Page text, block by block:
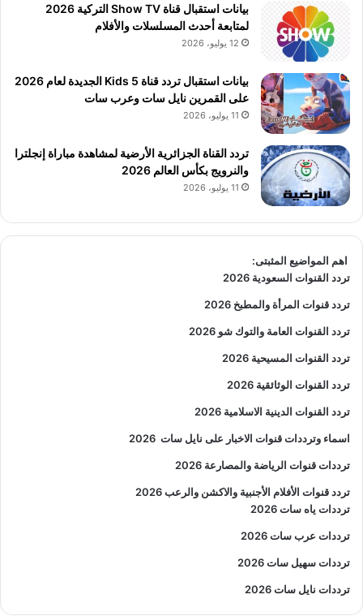
بيانات استقبال قناة Show TV التركية 2026
لمتابعة أحدث المسلسلات والأفلام
12 يوليو، 2026
بيانات استقبال تردد قناة 5 Kids الجديدة لعام 2026
على القمرين نايل سات وعرب سات
11 يوليو، 2026
تردد القناة الجزائرية الأرضية لمشاهدة مباراة إنجلترا
والنرويج بكأس العالم 2026
11 يوليو، 2026
اهم المواضيع المثبتى:
تردد القنوات السعودية 2026
تردد قنوات المرأة والمطبخ 2026
تردد القنوات العامة والتوك شو 2026
تردد القنوات المسيحية 2026
تردد القنوات الوثائقية 2026
تردد القنوات الدينية الاسلامية 2026
اسماء وترددات قنوات الاخبار على نايل سات 2026
ترددات قنوات الرياضة والمصارعة 2026
تردد قنوات الأفلام الأجنبية والاكشن والرعب2026
ترددات ياه سات 2026
ترددات عرب سات 2026
ترددات سهيل سات 2026
ترددات نايل سات 2026